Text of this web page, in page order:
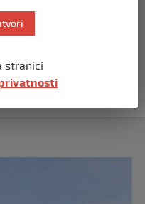
se stambeni i
stranici